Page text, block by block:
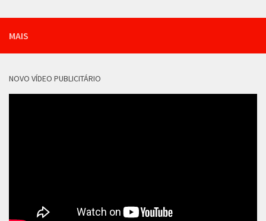
MAIS
NOVO VÍDEO PUBLICITÁRIO